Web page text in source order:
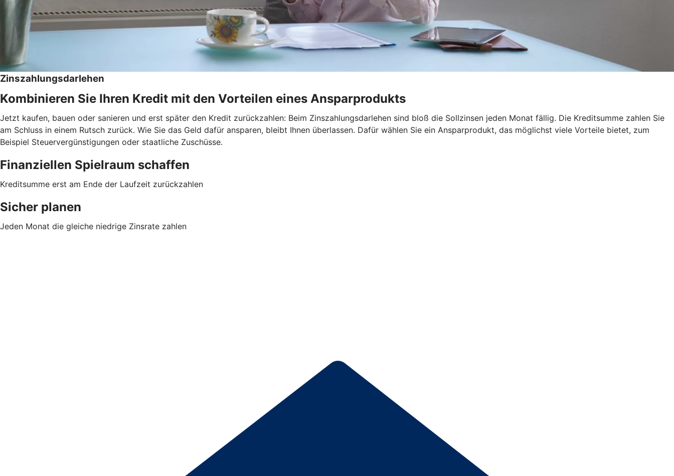
Zinszahlungsdarlehen
Kombinieren Sie Ihren Kredit mit den Vorteilen eines Ansparprodukts
Jetzt kaufen, bauen oder sanieren und erst später den Kredit zurückzahlen: Beim Zinszahlungsdarlehen sind bloß die Sollzinsen jeden Monat fällig. Die Kreditsumme zahlen Sie
am Schluss in einem Rutsch zurück. Wie Sie das Geld dafür ansparen, bleibt Ihnen überlassen. Dafür wählen Sie ein Ansparprodukt, das möglichst viele Vorteile bietet, zum
Beispiel Steuervergünstigungen oder staatliche Zuschüsse.
Finanziellen Spielraum schaffen
Kreditsumme erst am Ende der Laufzeit zurückzahlen
Sicher planen
Jeden Monat die gleiche niedrige Zinsrate zahlen